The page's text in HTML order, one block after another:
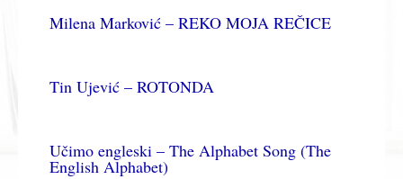
Milena Marković – REKO MOJA REČICE
Tin Ujević – ROTONDA
Učimo engleski – The Alphabet Song (The
English Alphabet)